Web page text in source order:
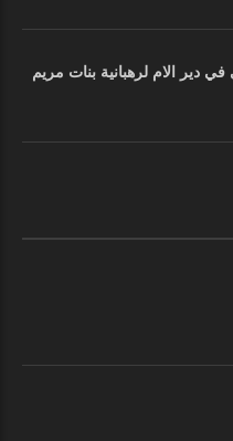
دير الام لرهبانية بنات مريم